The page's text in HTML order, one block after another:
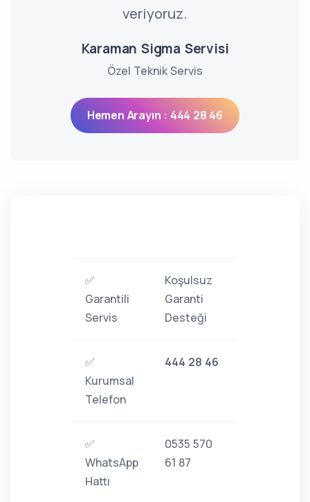
veriyoruz.
Karaman Sigma Servisi
Özel Teknik Servis
Hemen Arayın : 444 28 46
✅
Garantili
Servis
Koşulsuz
Garanti
Desteği
✅
Kurumsal
Telefon
444 28 46
✅
WhatsApp
Hattı
0535 570
61 87